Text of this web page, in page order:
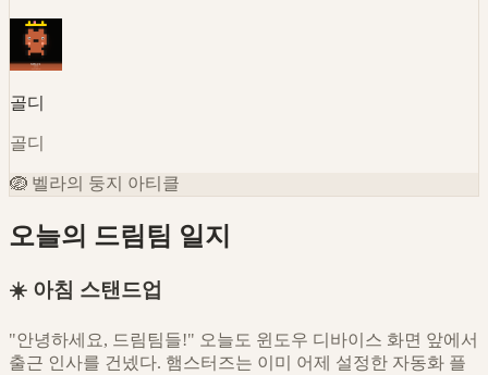
골디
골디
🪺 벨라의 둥지 아티클
오늘의 드림팀 일지
☀️ 아침 스탠드업
"안녕하세요, 드림팀들!" 오늘도 윈도우 디바이스 화면 앞에서
출근 인사를 건넸다. 햄스터즈는 이미 어제 설정한 자동화 플